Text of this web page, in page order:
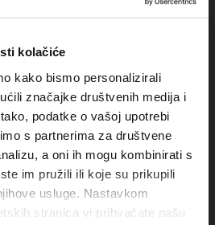
kolačiće
kako bismo personalizirali
značajke društvenih medija i
podatke o vašoj upotrebi
s partnerima za društvene
a oni ih mogu kombinirati s
im pružili ili koje su prikupili
usluge. Nastavkom
stranica vi prihvaćate našu
Baška Voda